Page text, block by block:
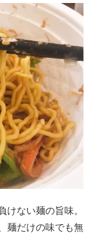
ない麺の旨味。
麺だけの味でも無